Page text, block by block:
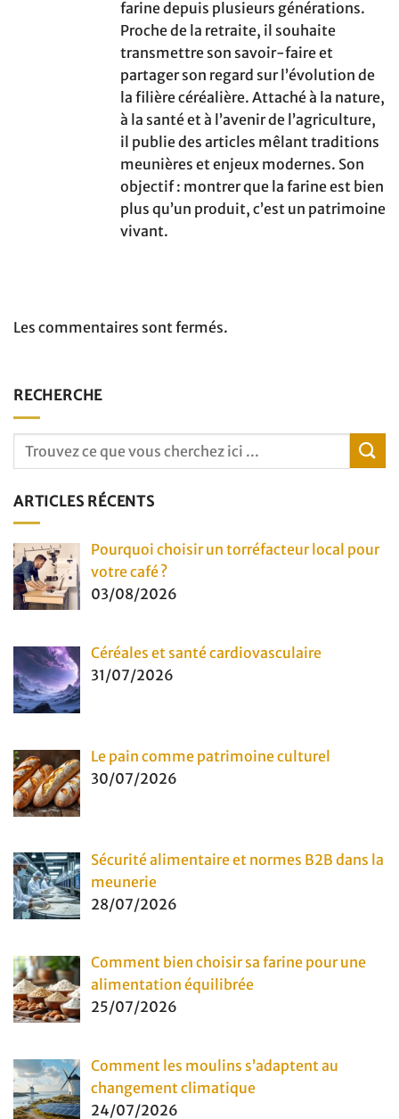
farine depuis plusieurs générations.
Proche de la retraite, il souhaite
transmettre son savoir-faire et
partager son regard sur l’évolution de
la filière céréalière. Attaché à la nature,
à la santé et à l’avenir de l’agriculture,
il publie des articles mêlant traditions
meunières et enjeux modernes. Son
objectif : montrer que la farine est bien
plus qu’un produit, c’est un patrimoine
vivant.
Les commentaires sont fermés.
RECHERCHE
ARTICLES RÉCENTS
Pourquoi choisir un torréfacteur local pour
votre café ?
03/08/2026
Céréales et santé cardiovasculaire
31/07/2026
Le pain comme patrimoine culturel
30/07/2026
Sécurité alimentaire et normes B2B dans la
meunerie
28/07/2026
Comment bien choisir sa farine pour une
alimentation équilibrée
25/07/2026
Comment les moulins s’adaptent au
changement climatique
24/07/2026